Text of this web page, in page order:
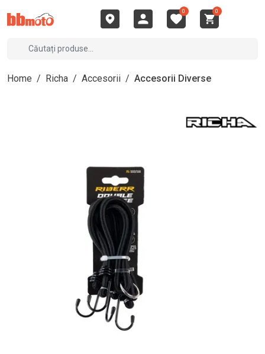
0 0
Home / Richa / Accesorii / Accesorii Diverse